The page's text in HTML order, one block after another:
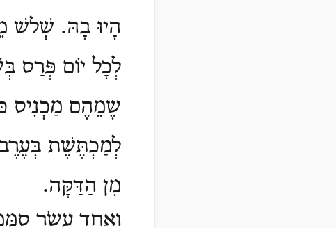
הָיוּ בָהּ. שְׁלשׁ
לְכָל יוֹם פְּרַס
שֶמֵהֶם מַכְנִיס
לְמַכְתֶּשֶׁת בְּעֶרֶב
מִן הַדַּקָּה.
וְאַחַד עָשָֹר